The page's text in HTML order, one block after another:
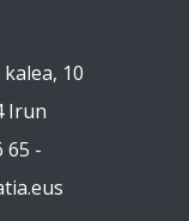
10
Irun
65 -